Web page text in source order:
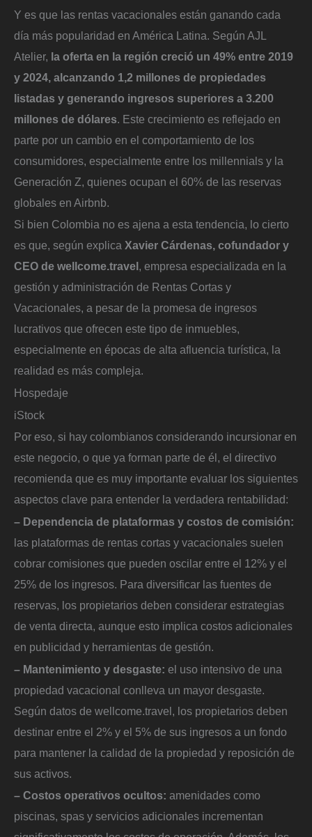
Y es que las rentas vacacionales están ganando cada
día más popularidad en América Latina. Según AJL
Atelier, la oferta en la región creció un 49% entre 2019
y 2024, alcanzando 1,2 millones de propiedades
listadas y generando ingresos superiores a 3.200
millones de dólares. Este crecimiento es reflejado en
parte por un cambio en el comportamiento de los
consumidores, especialmente entre los millennials y la
Generación Z, quienes ocupan el 60% de las reservas
globales en Airbnb.
Si bien Colombia no es ajena a esta tendencia, lo cierto
es que, según explica Xavier Cárdenas, cofundador y
CEO de wellcome.travel , empresa especializada en la
gestión y administración de Rentas Cortas y
Vacacionales, a pesar de la promesa de ingresos
lucrativos que ofrecen este tipo de inmuebles,
especialmente en épocas de alta afluencia turística, la
realidad es más compleja.
Hospedaje
iStock
Por eso, si hay colombianos considerando incursionar en
este negocio, o que ya forman parte de él, el directivo
recomienda que es muy importante evaluar los siguientes
aspectos clave para entender la verdadera rentabilidad:
– Dependencia de plataformas y costos de comisión:
las plataformas de rentas cortas y vacacionales suelen
cobrar comisiones que pueden oscilar entre el 12% y el
25% de los ingresos. Para diversificar las fuentes de
reservas, los propietarios deben considerar estrategias
de venta directa, aunque esto implica costos adicionales
en publicidad y herramientas de gestión.
– Mantenimiento y desgaste: el uso intensivo de una
propiedad vacacional conlleva un mayor desgaste.
Según datos de wellcome.travel, los propietarios deben
destinar entre el 2% y el 5% de sus ingresos a un fondo
para mantener la calidad de la propiedad y reposición de
sus activos.
– Costos operativos ocultos: amenidades como
piscinas, spas y servicios adicionales incrementan